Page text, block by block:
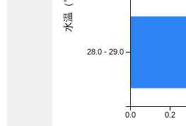
0.0 0.2
28.0 - 29.0